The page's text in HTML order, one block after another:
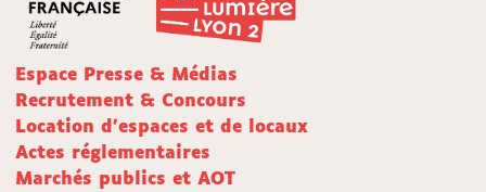
Espace Presse & Médias
Recrutement & Concours
Location d'espaces et de locaux
Actes réglementaires
Marchés publics et AOT